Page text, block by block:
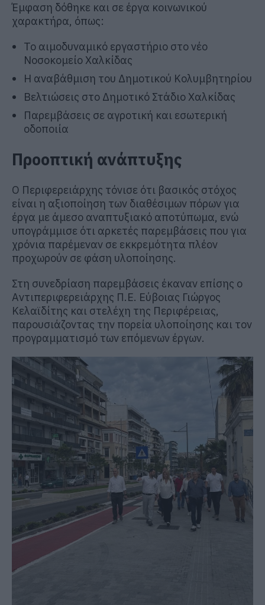
Έμφαση δόθηκε και σε έργα κοινωνικού
χαρακτήρα, όπως:
Το αιμοδυναμικό εργαστήριο στο νέο
Νοσοκομείο Χαλκίδας
Η αναβάθμιση του Δημοτικού Κολυμβητηρίου
Βελτιώσεις στο Δημοτικό Στάδιο Χαλκίδας
Παρεμβάσεις σε αγροτική και εσωτερική
οδοποιία
Προοπτική ανάπτυξης
Ο Περιφερειάρχης τόνισε ότι βασικός στόχος
είναι η αξιοποίηση των διαθέσιμων πόρων για
έργα με άμεσο αναπτυξιακό αποτύπωμα, ενώ
υπογράμμισε ότι αρκετές παρεμβάσεις που για
χρόνια παρέμεναν σε εκκρεμότητα πλέον
προχωρούν σε φάση υλοποίησης.
Στη συνεδρίαση παρεμβάσεις έκαναν επίσης ο
Αντιπεριφερειάρχης Π.Ε. Εύβοιας Γιώργος
Κελαϊδίτης και στελέχη της Περιφέρειας,
παρουσιάζοντας την πορεία υλοποίησης και τον
προγραμματισμό των επόμενων έργων.